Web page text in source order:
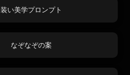
装い美学プロンプト
なぞなぞの案